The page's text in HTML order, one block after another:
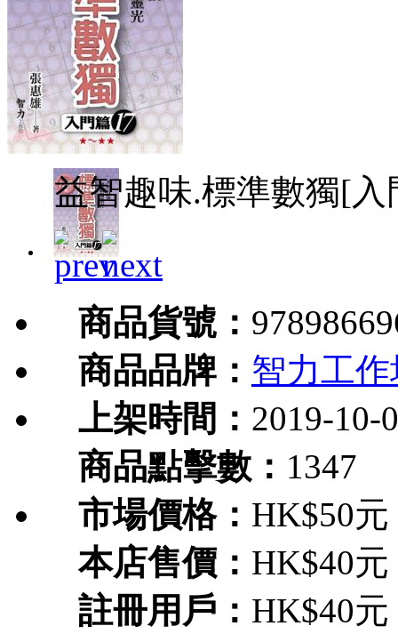
益智趣味.標準數獨[
商品貨號：
商品品牌： 智力工作
上架時間： 2019-10-
商品點擊數： 1347
市場價格： HK$50元
本店售價： HK$40元
註冊用戶： HK$40元